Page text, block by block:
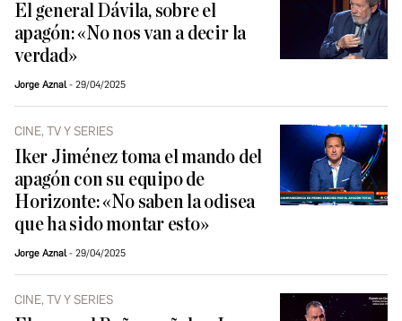
El general Dávila, sobre el
apagón: «No nos van a decir la
verdad»
Jorge Aznal 29/04/2025
CINE, TV Y SERIES
Iker Jiménez toma el mando del
apagón con su equipo de
Horizonte: «No saben la odisea
que ha sido montar esto»
Jorge Aznal 29/04/2025
CINE, TV Y SERIES